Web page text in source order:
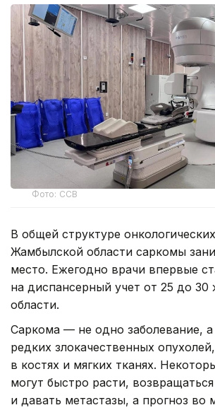
Фото: ССВ
В общей структуре
Жамбылской области саркомы
место. Ежегодно врачи впервые
на диспансерный учет от 25 до 30
области.
Саркома — не одно заболевание, а
редких злокачественных
в костях и мягких тканях.
могут быстро расти,
и давать метастазы, а прогноз во